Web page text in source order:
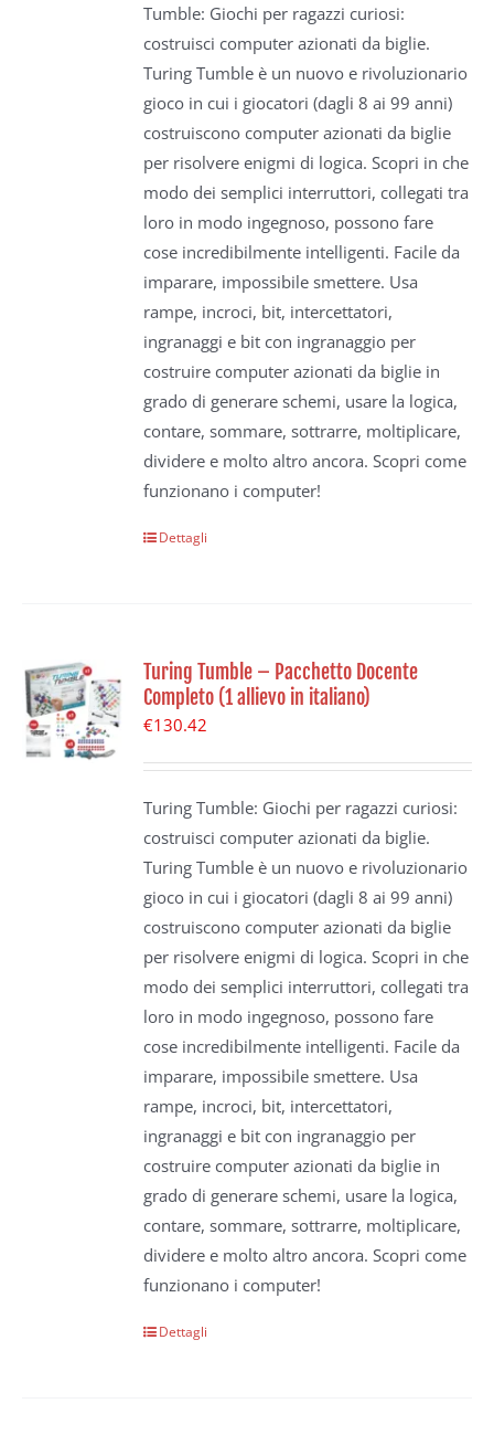
Tumble: Giochi per ragazzi curiosi:
costruisci computer azionati da biglie.
Turing Tumble è un nuovo e rivoluzionario
gioco in cui i giocatori (dagli 8 ai 99 anni)
costruiscono computer azionati da biglie
per risolvere enigmi di logica. Scopri in che
modo dei semplici interruttori, collegati tra
loro in modo ingegnoso, possono fare
cose incredibilmente intelligenti. Facile da
imparare, impossibile smettere. Usa
rampe, incroci, bit, intercettatori,
ingranaggi e bit con ingranaggio per
costruire computer azionati da biglie in
grado di generare schemi, usare la logica,
contare, sommare, sottrarre, moltiplicare,
dividere e molto altro ancora. Scopri come
funzionano i computer!
Dettagli
Turing Tumble – Pacchetto Docente
Completo (1 allievo in italiano)
€130.42
Turing Tumble: Giochi per ragazzi curiosi:
costruisci computer azionati da biglie.
Turing Tumble è un nuovo e rivoluzionario
gioco in cui i giocatori (dagli 8 ai 99 anni)
costruiscono computer azionati da biglie
per risolvere enigmi di logica. Scopri in che
modo dei semplici interruttori, collegati tra
loro in modo ingegnoso, possono fare
cose incredibilmente intelligenti. Facile da
imparare, impossibile smettere. Usa
rampe, incroci, bit, intercettatori,
ingranaggi e bit con ingranaggio per
costruire computer azionati da biglie in
grado di generare schemi, usare la logica,
contare, sommare, sottrarre, moltiplicare,
dividere e molto altro ancora. Scopri come
funzionano i computer!
Dettagli